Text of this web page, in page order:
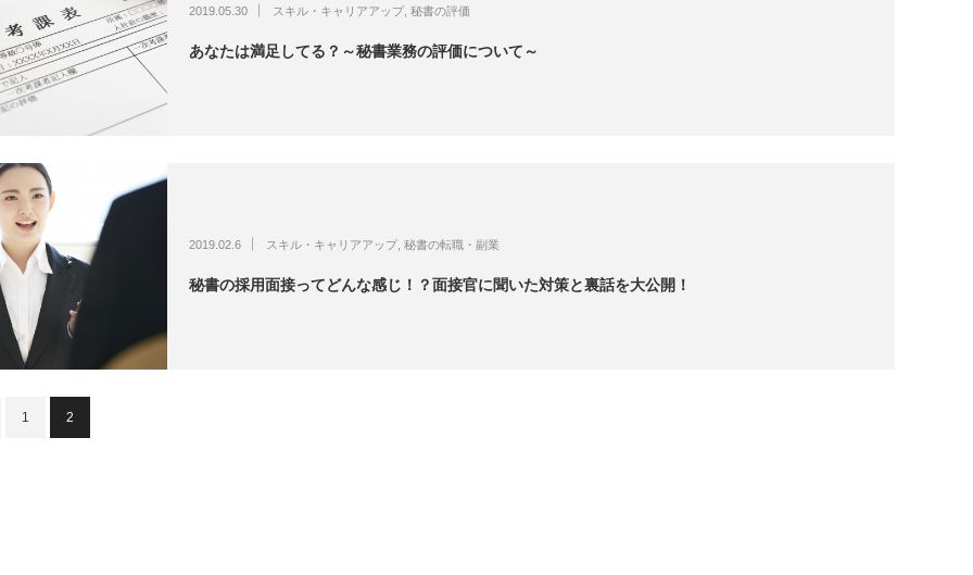
2019.05.30 スキル・キャリアアップ 秘書の評価
あなたは満足してる？～秘書業務の評価について～
2019.02.6 スキル・キャリアアップ 秘書の転職・副業
秘書の採用面接ってどんな感じ！？面接官に聞いた対策と裏話を大公開！
1 2